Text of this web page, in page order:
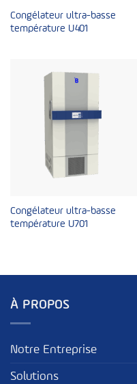
Congélateur ultra-basse
température U401
Congélateur ultra-basse
température U701
À PROPOS
Notre Entreprise
Solutions